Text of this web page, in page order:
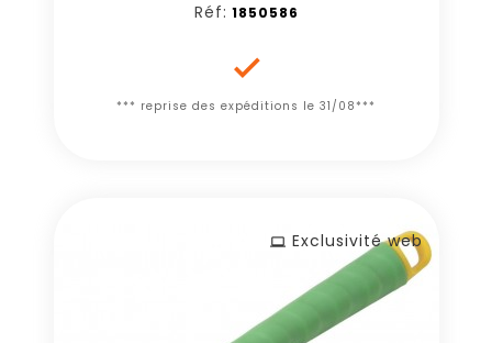
Réf: 1850586

*** reprise des expéditions le 31/08***
Exclusivité web